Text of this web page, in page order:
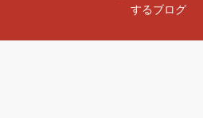
するブログ